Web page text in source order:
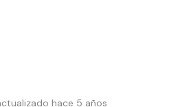
hace 5 años